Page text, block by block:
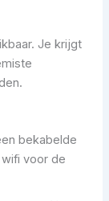
Je krijgt
bekabelde
voor de